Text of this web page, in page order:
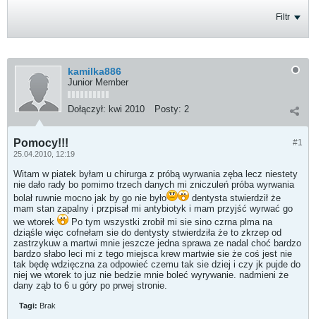
Filtr
kamilka886
Junior Member
Dołączył: kwi 2010 Posty: 2
#1
Pomocy!!!
25.04.2010, 12:19
Witam w piatek byłam u chirurga z próbą wyrwania zęba lecz niestety
nie dało rady bo pomimo trzech danych mi zniczuleń próba wyrwania
bolał ruwnie mocno jak by go nie było
dentysta stwierdził że
mam stan zapalny i przpisał mi antybiotyk i mam przyjść wyrwać go
we wtorek
Po tym wszystki zrobił mi sie sino czrna plma na
dziąśle więc cofnełam sie do dentysty stwierdziła że to zkrzep od
zastrzykuw a martwi mnie jeszcze jedna sprawa ze nadal choć bardzo
bardzo słabo leci mi z tego miejsca krew martwie sie że coś jest nie
tak będę wdzięczna za odpowieć czemu tak sie dziej i czy jk pujde do
niej we wtorek to juz nie bedzie mnie boleć wyrywanie. nadmieni że
dany ząb to 6 u góry po prwej stronie.
Tagi: Brak